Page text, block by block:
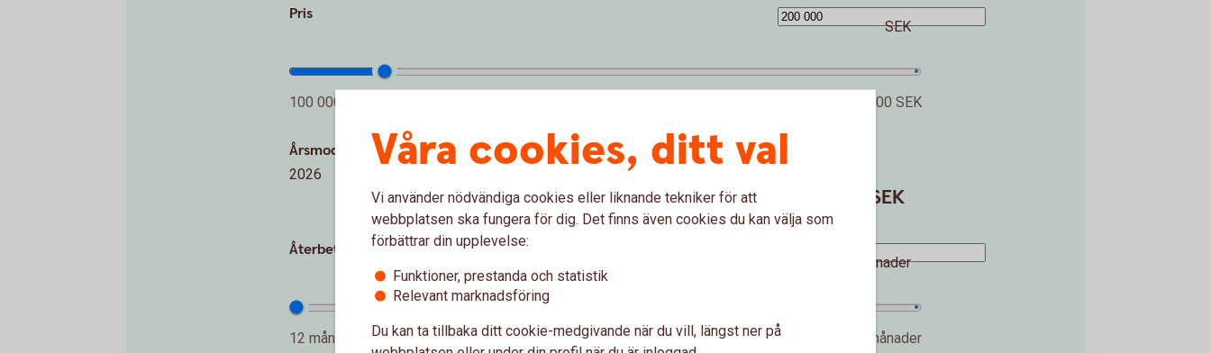
Pris
100 000 SEK 800 000 SEK
SEK
Årsmodell
2026
Ange kontantinsats
Värdet av kontantinsatsen är
40 000 SEK
Återbetalningstid
12 månader 240 månader
månader
Våra cookies, ditt val
Vi använder nödvändiga cookies eller liknande tekniker för att
webbplatsen ska fungera för dig. Det finns även cookies du kan välja som
förbättrar din upplevelse:
Funktioner, prestanda och statistik
Relevant marknadsföring
Du kan ta tillbaka ditt cookie-medgivande när du vill, längst ner på